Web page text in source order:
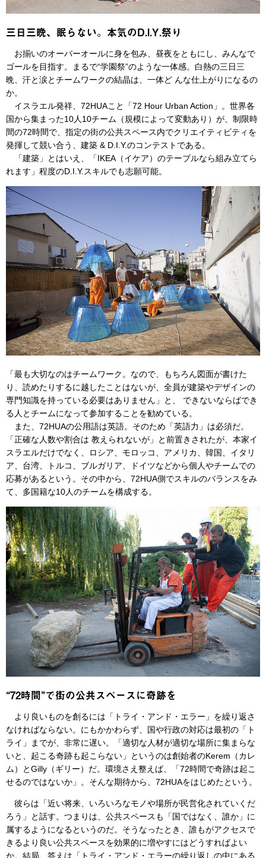
三日三晩、眠らない。本気のD.I.Y.祭り
お揃いのオーバーオールに身を包み、昼夜をともにし、みんなで
ゴールを目指す。まるで“学園祭”のような一体感。白熱の三日三
晩、汗と涙とチームワークの結晶は、一体ど んな仕上がりになるの
か。
イスラエル発祥、72HUAこと「72 Hour Urban Action」。世界各
国から集まった10人10チーム（規模によって変動あり）が、制限時
間の72時間で、指定の街の公共スペース内でクリエイティビティを
発揮して競い合う、建築 & D.I.Y.のコンテストである。
「建築」とはいえ、「IKEA（イケア）のテーブルなら組み立てら
れます」程度のD.I.Y.スキルでも志願可能。
「最も大切なのはチームワーク。なので、もちろん図面が書けた
り、読めたりするに越したことはないが、全員が建築やデザインの
専門知識を持っている必要はありません」と、 できないならばでき
る人とチームになって参加することを勧めている。
また、72HUAの公用語は英語。そのため「英語力」は必須だ。
「正確な人数や割合は 教えられないが」と前置きされたが、本家イ
スラエルだけでなく、ロシア、モロッコ、アメリカ、韓国、イタリ
ア、台湾、トルコ、ブルガリア、ドイツなどから個人やチームでの
応募があるという。その中から、72HUA側でスキルのバランスをみ
て、多国籍な10人のチームを構成する。
“72時間”で街の公共スペースに奇跡を
より良いものを創るには「トライ・アンド・エラー」を繰り返さ
なければならない。にもかかわらず、国や行政の対応は最初の「ト
ライ」までが、非常に遅い。「適切な人材が適切な場所に集まらな
いと、起こる奇跡も起こらない」というのは創始者のKerem（カレ
ム）とGilly（ギリー）だ。環境さえ整えば、「72時間で奇跡は起こ
せるのではないか」。そんな期待から、72HUAをはじめたという。
彼らは「近い将来、いろいろなモノや場所が民営化されていくだ
ろう」と話す。つまりは、公共スペースも「国ではなく、誰か」に
属するようになるというのだ。そうなったとき、誰もがアクセスで
きるより良い公共スペースを効果的に増やすにはどうすればよい
か。結局、答えは「トライ・アンド・エラーの繰り返しの中にある